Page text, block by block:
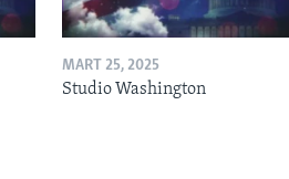
MART 25, 2025
Studio Washington